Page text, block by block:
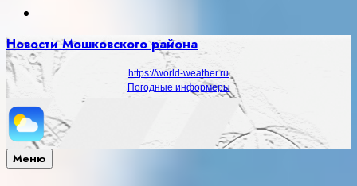
Новости Мошковского района
https://world-weather.ru
Погодные информеры
Меню